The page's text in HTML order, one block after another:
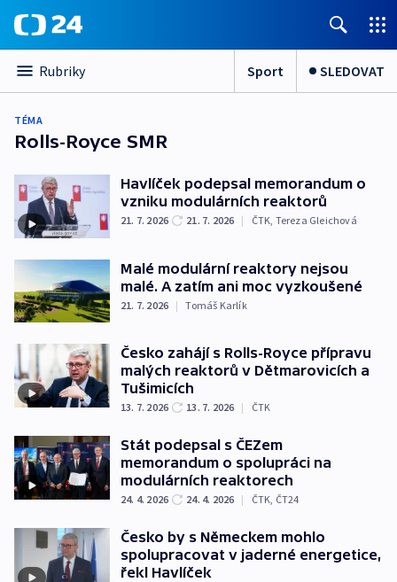
Rubriky Sport SLEDOVAT
TÉMA
Rolls-Royce SMR
Havlíček podepsal memorandum o
vzniku modulárních reaktorů
21. 7. 2026 21. 7. 2026 | ČTK, Tereza Gleichová
Malé modulární reaktory nejsou
malé. A zatím ani moc vyzkoušené
21. 7. 2026 | Tomáš Karlík
Česko zahájí s Rolls-Royce přípravu
malých reaktorů v Dětmarovicích a
Tušimicích
13. 7. 2026 13. 7. 2026 | ČTK
Stát podepsal s ČEZem
memorandum o spolupráci na
modulárních reaktorech
24. 4. 2026 24. 4. 2026 | ČTK, ČT24
Česko by s Německem mohlo
spolupracovat v jaderné energetice,
řekl Havlíček